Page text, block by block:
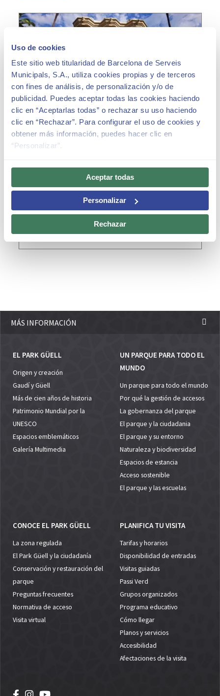
Uso de cookies
Este sitio web titularidad de Barcelona de Serveis
Municipals, S.A., utiliza cookies propias y de terceros
con fines de análisis, de personalización y/o de
publicidad. Puedes aceptar todas las cookies haciendo
clic en “Aceptarlas todas” o rechazar su uso haciendo
clic en “Rechazar”. Para configurar el uso de cookies y
obtener más información, puedes hacer clic en
“Personalizar”.
Aceptar todas
Personalizar
Rechazar
Visites guiades al Park Güell
1 de Junio de 2026, 10:00 h - 30 de Septiembre de
Consulta els horaris disponibles de dilluns a
diumenge
[Visita Guiada Oficial]
MÁS INFORMACIÓN
EL PARK GÜELL
Origen y creación
Gaudí y Güell
Más de cien años de historia
Patrimonio Mundial por la
UNESCO
Espacios emblemáticos
Galería Multimedia
UN PARQUE PARA TODO EL
MUNDO
Un parque para todo el mundo
Por qué la gestión de accesos
La gobernanza del parque
El parque y la ciudadania
El parque y su entorno
Naturaleza y biodiversidad
Espacios de estancia
Acceso sostenible
El parque y las escuelas
CONOCE EL PARK GÜELL
La zona regulada
El Park Güell y la ciudadanía
Conservación y restauración del
parque
Preguntas frecuentes
Normativa de acceso
Visita virtual
PLANIFICA TU VISITA
Tarifas y horarios
Disponibilidad de entradas
Visitas guiadas
Passi Verd
Grupos organizados
Programa educativo
Cómo llegar
Planos y servicios
Accesibilidad
Afectaciones de la visita